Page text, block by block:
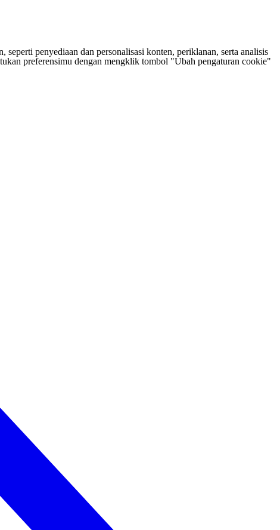
penyediaan dan personalisasi konten, periklanan, serta analisis
preferensimu dengan mengklik tombol "Ubah pengaturan cookie"